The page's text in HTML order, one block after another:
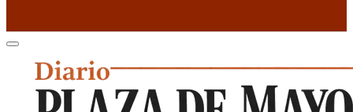
Primary
Menu